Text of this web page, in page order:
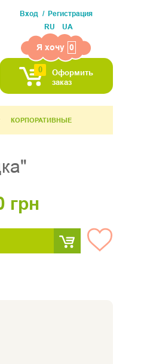
Вход
Регистрация
RU
UA
Я хочу 0
0
Оформить
заказ
КОРПОРАТИВНЫЕ
грн